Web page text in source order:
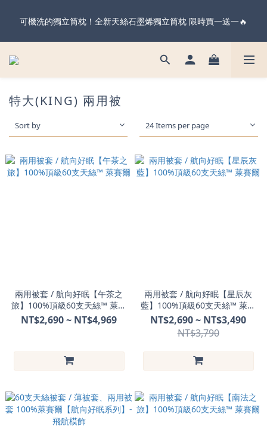
下單 父親節前到貨 ✨
可機洗的獨立筒枕！全新天絲石墨烯獨立筒枕 限時買一送一🔥
暖心父親節・天絲全系列＆純棉雙層紗 不限金額 享 88 折！現在
特大(KING) 兩用被
Sort by 24 Items per page
兩用被套 / 航向好眠【午茶之
旅】100%頂級60支天絲™ 萊賽
爾
NT$2,690 ~ NT$4,969
兩用被套 / 航向好眠【星辰灰
藍】100%頂級60支天絲™ 萊賽
爾
NT$2,690 ~ NT$3,490
NT$3,790